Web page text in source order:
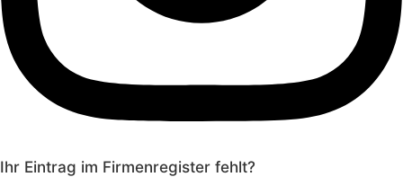
Ihr Eintrag im Firmenregister fehlt?